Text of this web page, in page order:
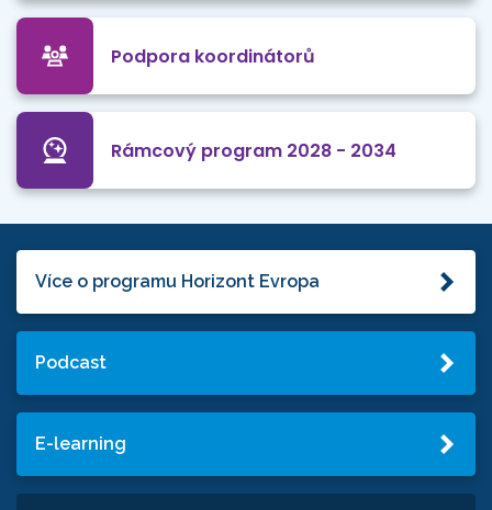
Podpora koordinátorů
Rámcový program 2028 - 2034
Více o programu Horizont Evropa
Podcast
E-learning